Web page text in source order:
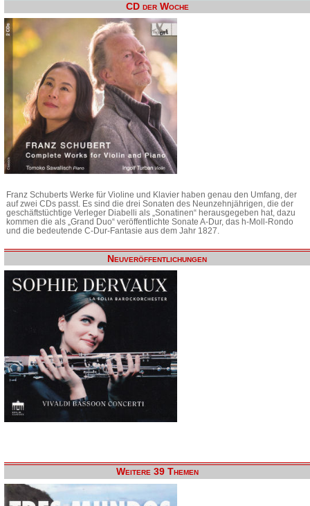
CD der Woche
Franz Schuberts Werke für Violine und Klavier haben genau den Umfang, der
auf zwei CDs passt. Es sind die drei Sonaten des Neunzehnjährigen, die der
geschäftstüchtige Verleger Diabelli als „Sonatinen“ herausgegeben hat, dazu
kommen die als „Grand Duo“ veröffentlichte Sonate A-Dur, das h-Moll-Rondo
und die bedeutende C-Dur-Fantasie aus dem Jahr 1827.
Neuveröffentlichungen
Weitere 39 Themen